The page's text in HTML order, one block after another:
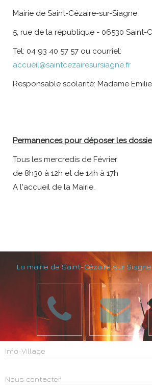
Mairie de Saint-Cézaire-sur-Siagne
5, rue de la république - 06530 Saint-
Tel: 04 93 40 57 57 ou courriel:
accueil@saintcezairesursiagne.fr
Responsable scolarité: Madame Emilie
Permanences pour déposer les
Tous les mercredis de Février
de 8h30 à 12h et de 14h à 17h
A l'accueil de la Mairie.
La mairie de Saint-Cézaire sur
Info-Village
Nous contacter